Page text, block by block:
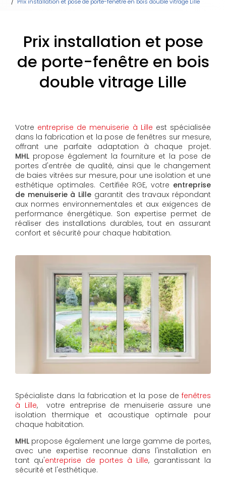
Prix installation et pose
de porte-fenêtre en bois
double vitrage Lille
Votre entreprise de menuiserie à Lille est spécialisée
dans la fabrication et la pose de fenêtres sur mesure,
offrant une parfaite adaptation à chaque projet.
MHL propose également la fourniture et la pose de
portes d'entrée de qualité, ainsi que le changement
de baies vitrées sur mesure, pour une isolation et une
esthétique optimales. Certifiée RGE, votre entreprise
de menuiserie à Lille garantit des travaux répondant
aux normes environnementales et aux exigences de
performance énergétique. Son expertise permet de
réaliser des installations durables, tout en assurant
confort et sécurité pour chaque habitation.
Spécialiste dans la fabrication et la pose de fenêtres
à Lille, votre entreprise de menuiserie assure une
isolation thermique et acoustique optimale pour
chaque habitation.
MHL propose également une large gamme de portes,
avec une expertise reconnue dans l'installation en
tant qu'entreprise de portes à Lille, garantissant la
sécurité et l'esthétique.